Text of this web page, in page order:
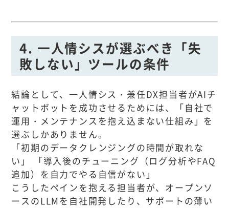
4. 一人情シスが選ぶべき「失
敗しない」ツールの条件
結論として、一人情シス・兼任DX担当者がAIチ
ャットボットを成功させるためには、「自社で
運用・メンテナンスを抱え込まない仕組み」を
選ぶしかありません。
「初期のデータクレンジングの時間が取れな
い」 「導入後のチューニング（ログ分析やFAQ
追加）を自力でやる自信がない」
こうしたペインを抱える担当者が、オープンソ
ースのLLMを自社開発したり、サポートの薄い